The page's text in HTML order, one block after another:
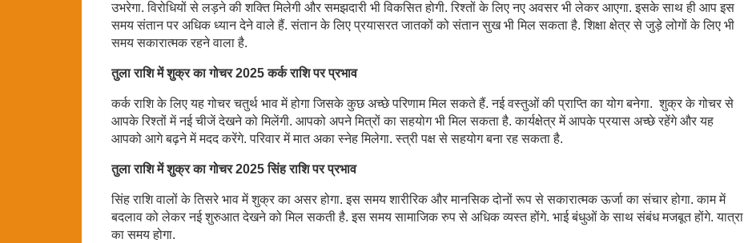
उभरेगा. विरोधियों से लड़ने की शक्ति मिलेगी और समझदारी भी विकसित होगी. रिश्तों के लिए नए अवसर भी लेकर आएगा. इसके साथ ही आप इस
समय संतान पर अधिक ध्यान देने वाले हैं. संतान के लिए प्रयासरत जातकों को संतान सुख भी मिल सकता है. शिक्षा क्षेत्र से जुड़े लोगों के लिए भी
समय सकारात्मक रहने वाला है.
तुला राशि में शुक्र का गोचर 2025 कर्क राशि पर प्रभाव
कर्क राशि के लिए यह गोचर चतुर्थ भाव में होगा जिसके कुछ अच्छे परिणाम मिल सकते हैं. नई वस्तुओं की प्राप्ति का योग बनेगा. शुक्र के गोचर से
आपके रिश्तों में नई चीजें देखने को मिलेंगी. आपको अपने मित्रों का सहयोग भी मिल सकता है. कार्यक्षेत्र में आपके प्रयास अच्छे रहेंगे और यह
आपको आगे बढ़ने में मदद करेंगे. परिवार में मात अका स्नेह मिलेगा. स्त्री पक्ष से सहयोग बना रह सकता है.
तुला राशि में शुक्र का गोचर 2025 सिंह राशि पर प्रभाव
सिंह राशि वालों के तिसरे भाव में शुक्र का असर होगा. इस समय शारीरिक और मानसिक दोनों रूप से सकारात्मक ऊर्जा का संचार होगा. काम में
बदलाव को लेकर नई शुरुआत देखने को मिल सकती है. इस समय सामाजिक रुप से अधिक व्यस्त होंगे. भाई बंधुओं के साथ संबंध मजबूत होंगे. यात्रा
का समय होगा.